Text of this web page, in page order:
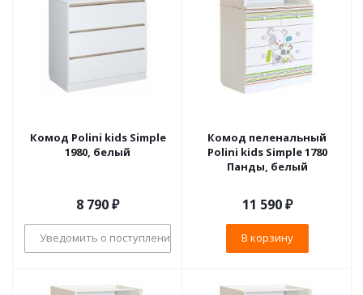
Комод Polini kids Simple
1980, белый
8 790₽
Уведомить о поступлении
Комод пеленальный
Polini kids Simple 1780
Панды, белый
11 590₽
В корзину